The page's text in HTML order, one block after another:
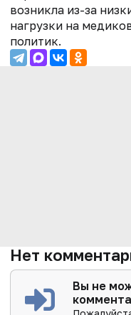
возникла из-за
нагрузки на
политик.
Нет
Вы не